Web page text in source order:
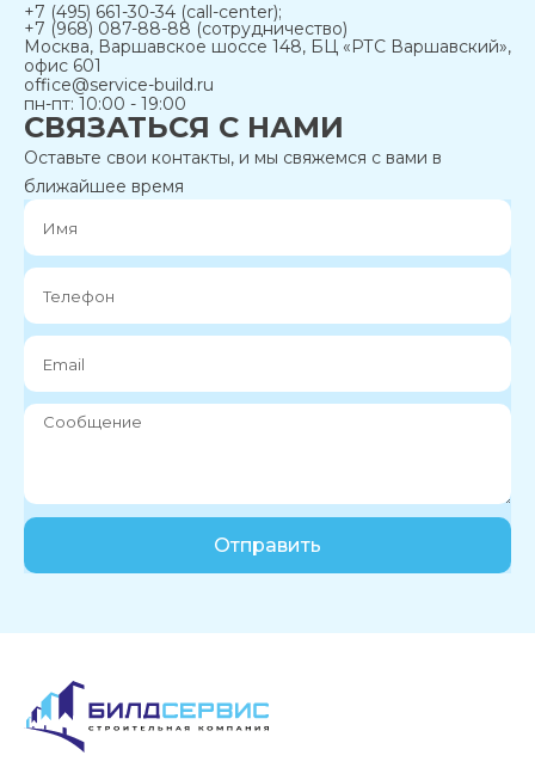
+7 (495) 661-30-34 (call-center);
+7 (968) 087-88-88 (сотрудничество)
Москва, Варшавское шоссе 148, БЦ «РТС Варшавский»,
офис 601
office@service-build.ru
пн-пт: 10:00 - 19:00
СВЯЗАТЬСЯ С НАМИ
Оставьте свои контакты, и мы свяжемся с вами в
ближайшее время
Отправить